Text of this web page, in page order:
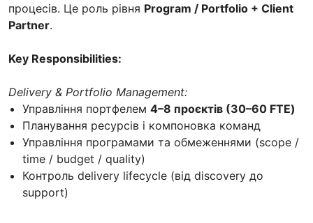
процесів. Це роль рівня Program / Portfolio + Client
Partner.
Key Responsibilities:
Delivery & Portfolio Management:
Управління портфелем 4–8 проєктів (30–60 FTE)
Планування ресурсів і компоновка команд
Управління програмами та обмеженнями (scope /
time / budget / quality)
Контроль delivery lifecycle (від discovery до
support)